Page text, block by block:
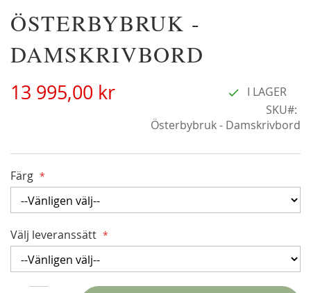
Christine Hélène'
Alchymist
ÖSTERBYBRUK -
DAMSKRIVBORD
13 995,00 kr
I LAGER
SKU
Österbybruk - Damskrivbord
Färg
Välj leveranssätt
Hoppa
till
början
av